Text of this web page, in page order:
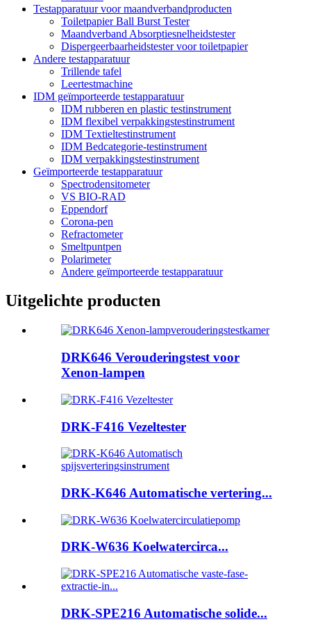
Testapparatuur voor maandverbandproducten
Toiletpapier Ball Burst Tester
Maandverband Absorptiesnelheidstester
Dispergeerbaarheidstester voor toiletpapier
Andere testapparatuur
Trillende tafel
Leertestmachine
IDM geïmporteerde testapparatuur
IDM rubberen en plastic testinstrument
IDM flexibel verpakkingstestinstrument
IDM Textieltestinstrument
IDM Bedcategorie-testinstrument
IDM verpakkingstestinstrument
Geïmporteerde testapparatuur
Spectrodensitometer
VS BIO-RAD
Eppendorf
Corona-pen
Refractometer
Smeltpuntpen
Polarimeter
Andere geïmporteerde testapparatuur
Uitgelichte producten
DRK646 Verouderingstest voor
Xenon-lampen
DRK-F416 Vezeltester
DRK-K646 Automatische vertering...
DRK-W636 Koelwatercirca...
DRK-SPE216 Automatische solide...